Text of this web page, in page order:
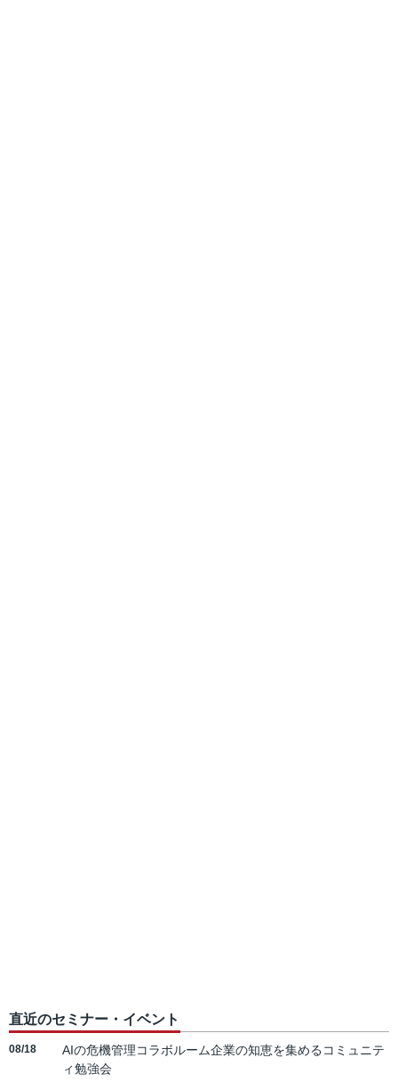
直近のセミナー・イベント
08/18
AIの危機管理コラボルーム企業の知恵を集めるコミュニテ
ィ勉強会